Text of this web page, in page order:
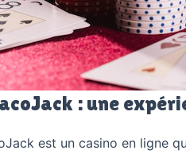
: une
est un casino en ligne